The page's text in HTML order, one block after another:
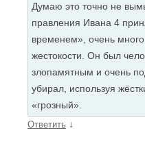
Думаю это точно не
правления Ивана 4
временем», очень
жестокости. Он был
злопамятным и очень
убирал, используя
«грозный».
Ответить ↓